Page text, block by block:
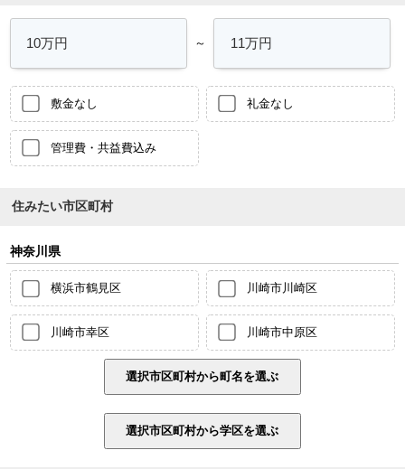
～
敷金なし 礼金なし
管理費・共益費込み
住みたい市区町村
神奈川県
横浜市鶴見区 川崎市川崎区
川崎市幸区 川崎市中原区